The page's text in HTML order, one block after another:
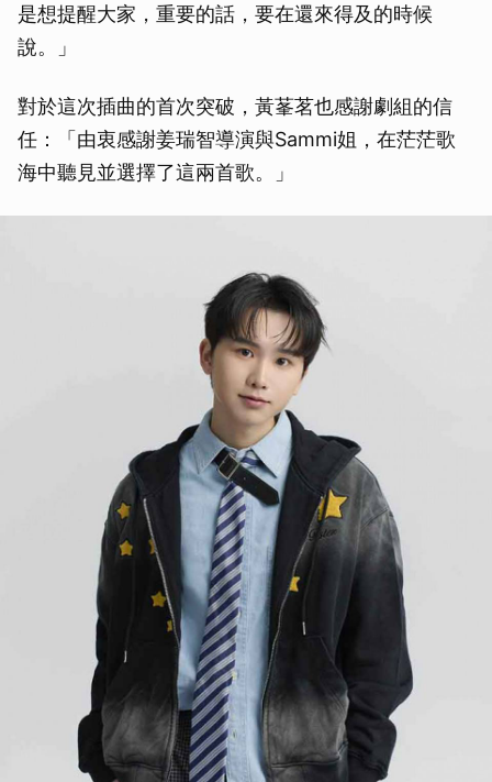
是想提醒大家，重要的話，要在還來得及的時候
說。」
對於這次插曲的首次突破，黃莑茗也感謝劇組的信
任：「由衷感謝姜瑞智導演與Sammi姐，在茫茫歌
海中聽見並選擇了這兩首歌。」